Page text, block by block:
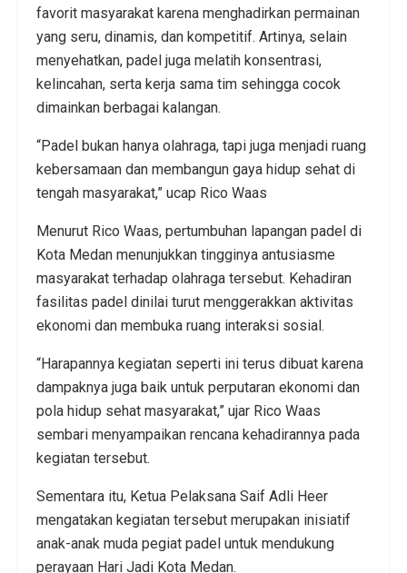
favorit masyarakat karena menghadirkan permainan
yang seru, dinamis, dan kompetitif. Artinya, selain
menyehatkan, padel juga melatih konsentrasi,
kelincahan, serta kerja sama tim sehingga cocok
dimainkan berbagai kalangan.
“Padel bukan hanya olahraga, tapi juga menjadi ruang
kebersamaan dan membangun gaya hidup sehat di
tengah masyarakat,” ucap Rico Waas
Menurut Rico Waas, pertumbuhan lapangan padel di
Kota Medan menunjukkan tingginya antusiasme
masyarakat terhadap olahraga tersebut. Kehadiran
fasilitas padel dinilai turut menggerakkan aktivitas
ekonomi dan membuka ruang interaksi sosial.
“Harapannya kegiatan seperti ini terus dibuat karena
dampaknya juga baik untuk perputaran ekonomi dan
pola hidup sehat masyarakat,” ujar Rico Waas
sembari menyampaikan rencana kehadirannya pada
kegiatan tersebut.
Sementara itu, Ketua Pelaksana Saif Adli Heer
mengatakan kegiatan tersebut merupakan inisiatif
anak-anak muda pegiat padel untuk mendukung
perayaan Hari Jadi Kota Medan.